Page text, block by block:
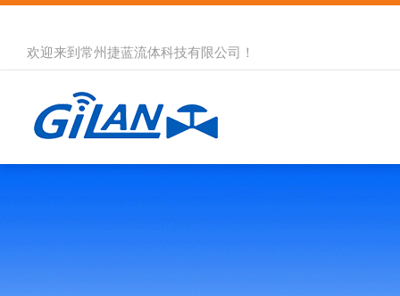
欢迎来到 常州捷蓝流体科技有限公司 ！